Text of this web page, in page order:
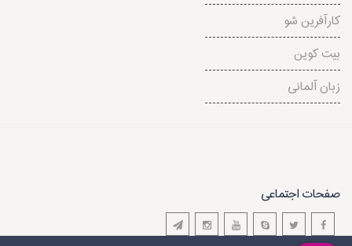
کارآفرین شو
بیت کوین
زبان آلمانی
صفحات اجتماعی